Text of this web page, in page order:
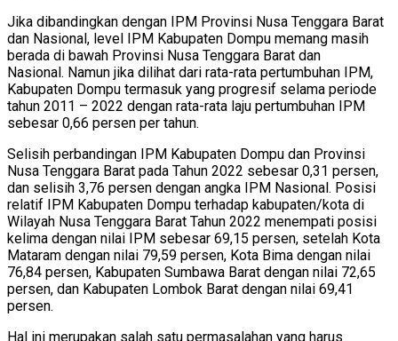
Jika dibandingkan dengan IPM Provinsi Nusa Tenggara Barat
dan Nasional, level IPM Kabupaten Dompu memang masih
berada di bawah Provinsi Nusa Tenggara Barat dan
Nasional. Namun jika dilihat dari rata-rata pertumbuhan IPM,
Kabupaten Dompu termasuk yang progresif selama periode
tahun 2011 – 2022 dengan rata-rata laju pertumbuhan IPM
sebesar 0,66 persen per tahun.
Selisih perbandingan IPM Kabupaten Dompu dan Provinsi
Nusa Tenggara Barat pada Tahun 2022 sebesar 0,31 persen,
dan selisih 3,76 persen dengan angka IPM Nasional. Posisi
relatif IPM Kabupaten Dompu terhadap kabupaten/kota di
Wilayah Nusa Tenggara Barat Tahun 2022 menempati posisi
kelima dengan nilai IPM sebesar 69,15 persen, setelah Kota
Mataram dengan nilai 79,59 persen, Kota Bima dengan nilai
76,84 persen, Kabupaten Sumbawa Barat dengan nilai 72,65
persen, dan Kabupaten Lombok Barat dengan nilai 69,41
persen.
Hal ini merupakan salah satu permasalahan yang harus